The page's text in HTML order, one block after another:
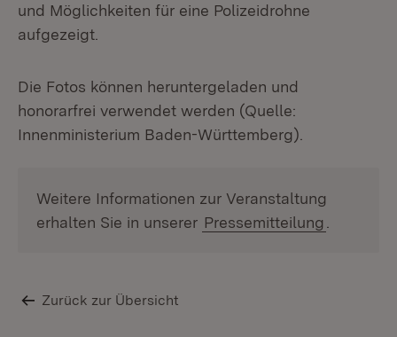
und Möglichkeiten für eine Polizeidrohne
aufgezeigt.
Die Fotos können heruntergeladen und
honorarfrei verwendet werden (Quelle:
Innenministerium Baden-Württemberg).
Weitere Informationen zur Veranstaltung
erhalten Sie in unserer Pressemitteilung
Zurück zur Übersicht